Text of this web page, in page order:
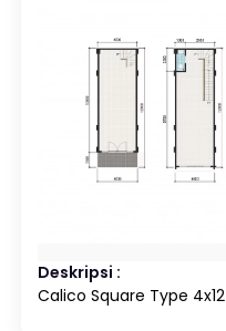
Deskripsi :
Calico Square Type 4x12